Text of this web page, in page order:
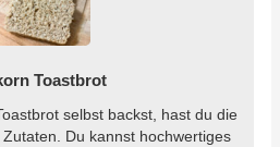
Toastbrot
selbst backst, hast du die
Du kannst hochwertiges